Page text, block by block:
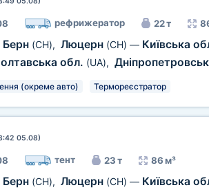
рефрижератор 22 т
Берн (CH), Люцерн (CH) — Київська
обл. (UA),
(окреме авто) Термореєстратор
05.08)
тент 23 т 86 м³
Берн (CH), Люцерн (CH) — Київська